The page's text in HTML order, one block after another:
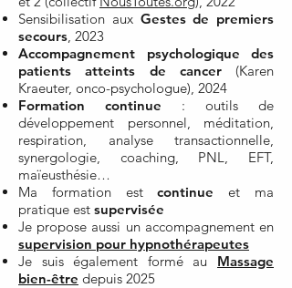
Sensibilisation aux Gestes de premiers
secours, 2023
Accompagnement psychologique des
patients atteints de cancer(Karen
Kraeuter, onco-psychologue), 2024
Formation continue : outils de
développement personnel, méditation,
respiration, analyse transactionnelle,
synergologie, coaching, PNL, EFT,
maïeusthésie…
Ma formation estcontinue et ma
pratique est supervisée
Je propose aussi un accompagnement en
supervision pour hypnothérapeutes
Je suis également formé au Massage
bien-être depuis 2025